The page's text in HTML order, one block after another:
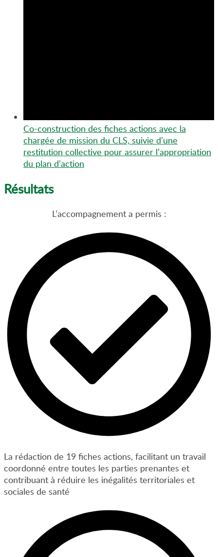
Co-construction des fiches actions avec la
chargée de mission du CLS, suivie d’une
restitution collective pour assurer l’appropriation
du plan d’action
Résultats
L’accompagnement a permis :
La rédaction de 19 fiches actions, facilitant un travail
coordonné entre toutes les parties prenantes et
contribuant à réduire les inégalités territoriales et
sociales de santé